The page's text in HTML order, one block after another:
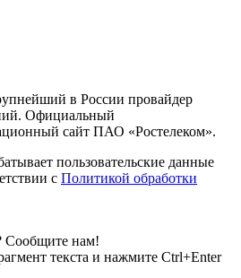
в России провайдер
Официальный
сайт ПАО «Ростелеком».
пользовательские данные
с Политикой обработки
Сообщите нам!
текста и нажмите Ctrl+Enter